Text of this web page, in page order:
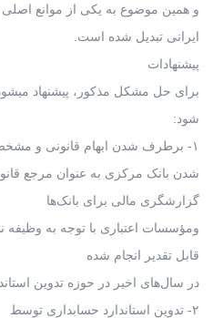
و همین موضوع به یکی از موانع اصلی
ایرانی تبدیل شده است.
پیشنهادات
برای حل مشکل مذکور، پیشنهاد
شود:
۱- برطرف شدن ابهام قانونی و مشخص
شدن بانک مرکزی به عنوان مرجع
گزارشگری مالی برای بانک‌ها
ومؤسسات اعتباری با توجه به وظیفه
قابل تقدیر انجام شده
در سال‌های اخیر در حوزه تدوین
۲- تدوین استاندارد حسابداری توسط